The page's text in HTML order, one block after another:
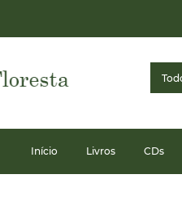
Início Livros CDs